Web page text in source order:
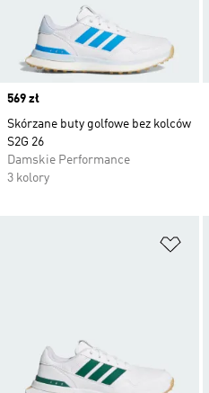
Price
569 zł
Skórzane buty golfowe bez kolców
S2G 26
Damskie Performance
3 kolory